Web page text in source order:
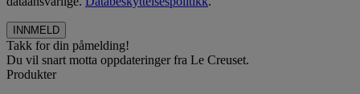
Takk for din påmelding!
Du vil snart motta oppdateringer fra Le Creuset.
Produkter